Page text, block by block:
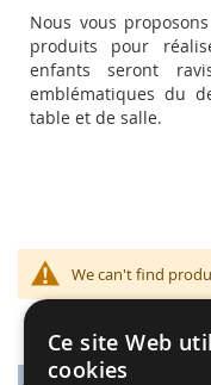
Nous vous
produits pour
enfants seront
emblématiques du
table et de salle.
We can't find
Ce site Web
cookies